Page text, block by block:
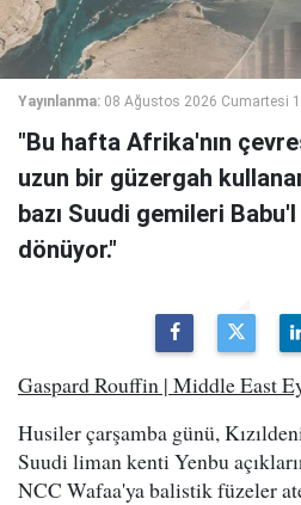
Yayınlanma: 08 Ağustos 2026 Cumartesi
"Bu hafta Afrika'nın
uzun bir güzergah
bazı Suudi gemileri
dönüyor."
Gaspard Rouffin | Middle East
Husiler çarşamba günü,
Suudi liman kenti Yenbu
NCC Wafaa'ya balistik füzeler